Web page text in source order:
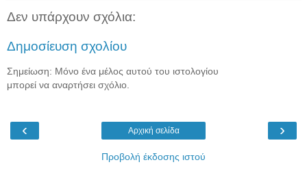
Δεν υπάρχουν σχόλια:
Δημοσίευση σχολίου
Σημείωση: Μόνο ένα μέλος αυτού του ιστολογίου
μπορεί να αναρτήσει σχόλιο.
‹ ›
Αρχική σελίδα
Προβολή έκδοσης ιστού